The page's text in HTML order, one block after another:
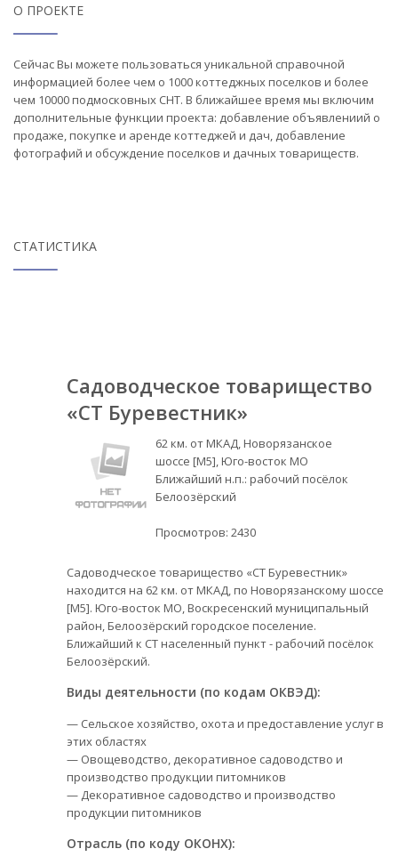
О ПРОЕКТЕ
Сейчас Вы можете пользоваться уникальной справочной
информацией более чем о 1000 коттеджных поселков и более
чем 10000 подмосковных СНТ. В ближайшее время мы включим
дополнительные функции проекта: добавление объявлениий о
продаже, покупке и аренде коттеджей и дач, добавление
фотографий и обсуждение поселков и дачных товариществ.
СТАТИСТИКА
Садоводческое товарищество
«СТ Буревестник»
62 км. от МКАД, Новорязанское
шоссе [М5], Юго-восток МО
Ближайший н.п.: рабочий посёлок
Белоозёрский
Просмотров: 2430
Садоводческое товарищество «СТ Буревестник»
находится на 62 км. от МКАД, по Новорязанскому шоссе
[М5]. Юго-восток МО, Воскресенский муниципальный
район, Белоозёрский городское поселение.
Ближайший к СТ населенный пункт - рабочий посёлок
Белоозёрский.
Виды деятельности (по кодам ОКВЭД):
— Сельское хозяйство, охота и предоставление услуг в
этих областях
— Овощеводство, декоративное садоводство и
производство продукции питомников
— Декоративное садоводство и производство
продукции питомников
Отрасль (по коду ОКОНХ):